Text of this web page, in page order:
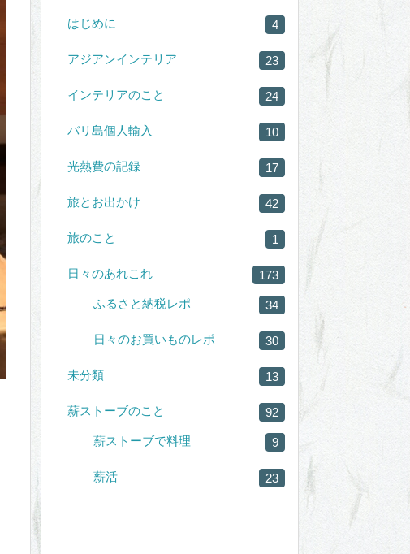
はじめに 4
アジアンインテリア 23
インテリアのこと 24
バリ島個人輸入 10
光熱費の記録 17
旅とお出かけ 42
旅のこと 1
日々のあれこれ 173
ふるさと納税レポ 34
日々のお買いものレポ 30
未分類 13
薪ストーブのこと 92
薪ストーブで料理 9
薪活 23